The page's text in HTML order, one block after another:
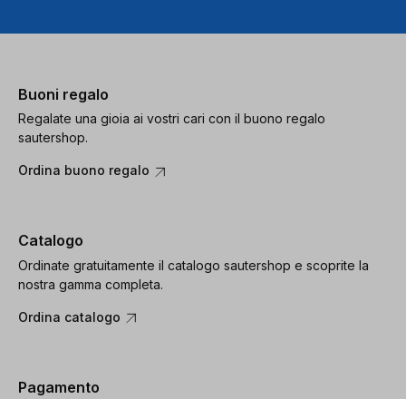
Buoni regalo
Regalate una gioia ai vostri cari con il buono regalo
sautershop.
Ordina buono regalo
Catalogo
Ordinate gratuitamente il catalogo sautershop e scoprite la
nostra gamma completa.
Ordina catalogo
Pagamento